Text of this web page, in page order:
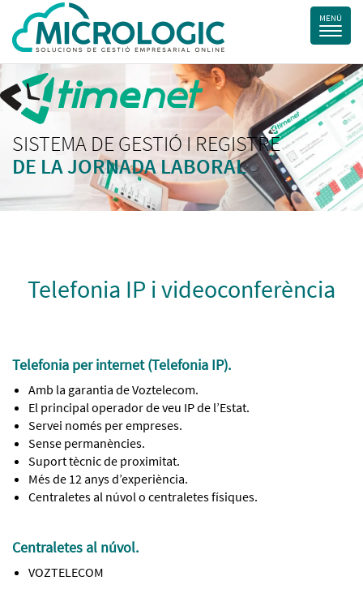
SISTEMA DE GESTIÓ I REGISTRE
DE LA JORNADA LABORAL
Telefonia IP i videoconferència
Telefonia per internet (Telefonia IP).
Amb la garantia de Voztelecom.
El principal operador de veu IP de l’Estat.
Servei només per empreses.
Sense permanències.
Suport tècnic de proximitat.
Més de 12 anys d’experiència.
Centraletes al núvol o centraletes físiques.
Centraletes al núvol.
VOZTELECOM